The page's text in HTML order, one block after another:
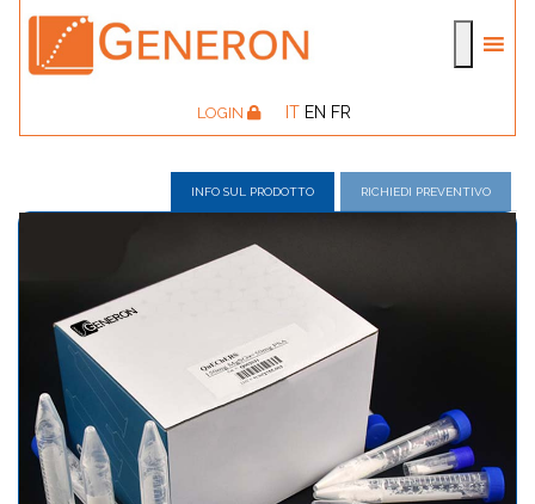
LOGIN IT EN FR
INFO SUL PRODOTTO RICHIEDI PREVENTIVO